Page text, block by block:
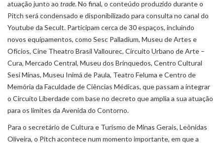
atuação junto ao trade. No final, o conteúdo produzido durante o
Pitch será condensado e disponibilizado para consulta no canal do
Youtube da Secult. Participam cerca de 30 espaços, incluindo
novos equipamentos, como Sesc Palladium, Museu de Artes e
Ofícios, Cine Theatro Brasil Vallourec, Circuito Urbano de Arte –
Cura, Mercado Central, Museu dos Brinquedos, Centro Cultural
Sesi Minas, Museu Inimá de Paula, Teatro Feluma e Centro de
Memória da Faculdade de Ciências Médicas, que passam a integrar
o Circuito Liberdade com base no decreto que amplia a sua atuação
para os limites da Avenida do Contorno.
Para o secretário de Cultura e Turismo de Minas Gerais, Leônidas
Oliveira, o Pitch acontece num momento importante, em que a